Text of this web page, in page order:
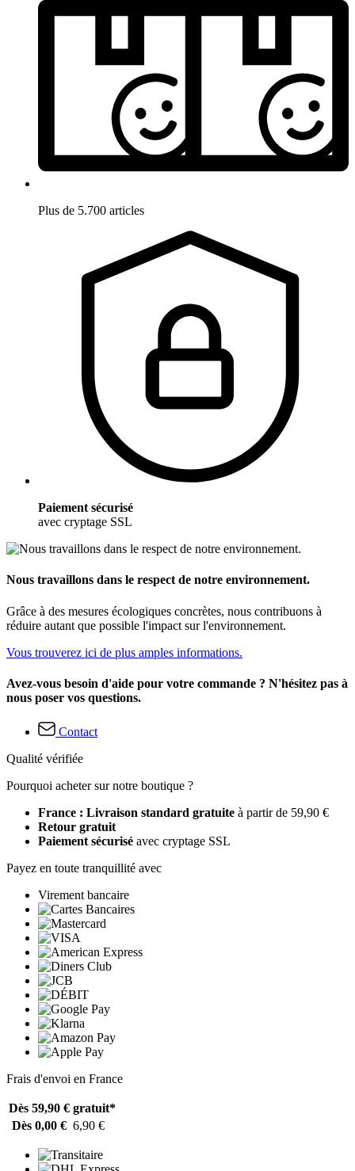
Plus de 5.700 articles
Paiement sécurisé
avec cryptage SSL
Nous travaillons dans le respect de notre environnement.
Grâce à des mesures écologiques concrètes, nous contribuons à
réduire autant que possible l'impact sur l'environnement.
Vous trouverez ici de plus amples informations.
Avez-vous besoin d'aide pour votre commande ? N'hésitez pas à
nous poser vos questions.
Contact
Qualité vérifiée
Pourquoi acheter sur notre boutique ?
France : Livraison standard gratuite à partir de 59,90 €
Retour gratuit
Paiement sécurisé avec cryptage SSL
Payez en toute tranquillité avec
Virement bancaire
Frais d'envoi en France
Dès 59,90 € gratuit*
Dès 0,00 € 6,90 €